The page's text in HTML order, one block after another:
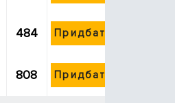
484 Придбати
808 Придбати